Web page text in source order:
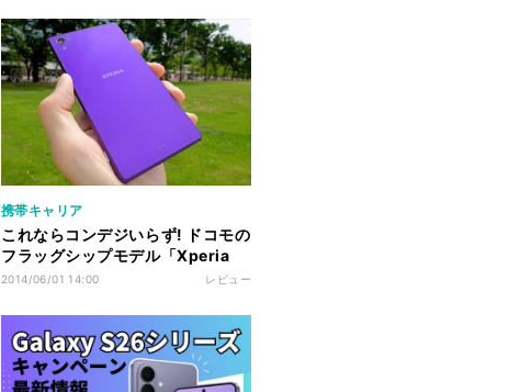
携帯キャリア
これならコンデジいらず! ドコモの
フラッグシップモデル「Xperia
Z2」を試した
2014/06/01 14:00 レビュー